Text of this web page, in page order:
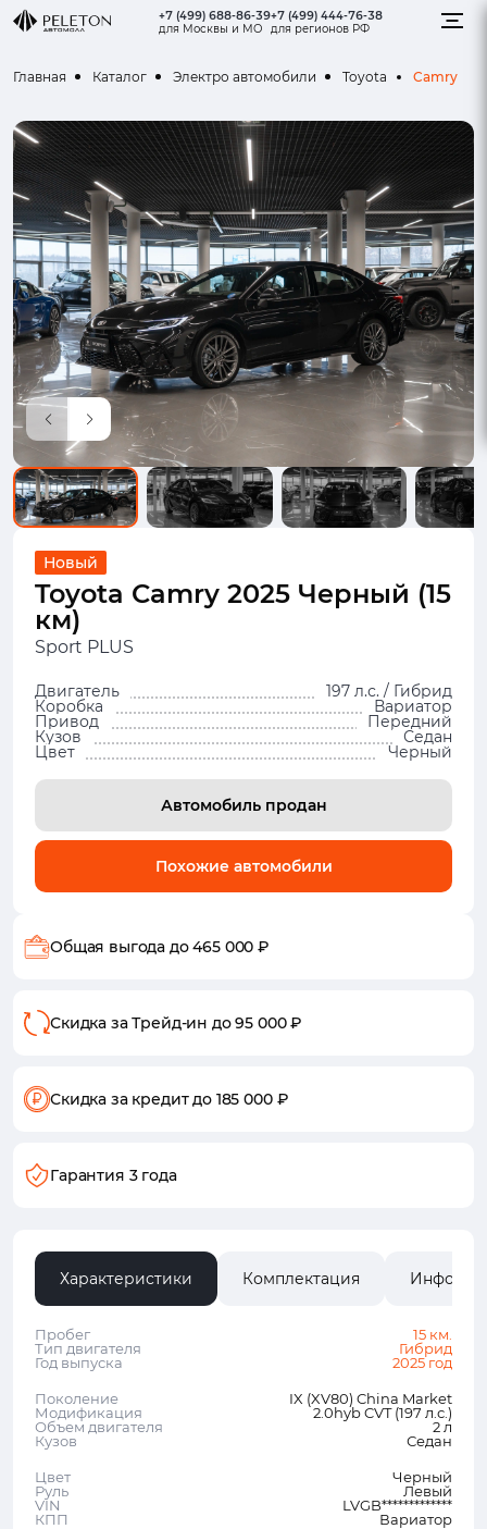
+7 (499) 688-86-39
для Москвы и МО
+7 (499) 444-76-38
для регионов РФ
Главная Каталог Электро автомобили Toyota Camry
Новый
Toyota Camry 2025 Черный (15
км)
Sport PLUS
Двигатель 197 л.с. / Гибрид
Коробка Вариатор
Привод Передний
Кузов Седан
Цвет Черный
Автомобиль продан
Похожие автомобили
Общая выгода до 465 000 ₽
Скидка за Трейд-ин до 95 000 ₽
Скидка за кредитдо 185 000 ₽
Гарантия 3 года
Характеристики Комплектация
Пробег
15 км.
Тип двигателя
Гибрид
Год выпуска
2025 год
Поколение
IX (XV80) China Market
Модификация
2.0hyb CVT (197 л.с.)
Объем двигателя
2 л
Кузов
Седан
Цвет
Черный
Руль
Левый
VIN
LVGB*************
КПП
Вариатор